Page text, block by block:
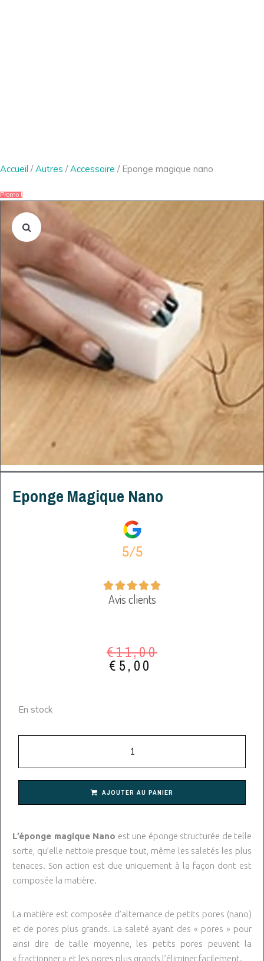
Accueil /Autres /Accessoire / Eponge magique nano
Promo !
Eponge Magique Nano
5/5

Avis clients
€11,00
€ 5,00
En stock
AJOUTER AU PANIER
L’éponge magique Nano est une éponge structurée de telle
sorte, qu’elle nettoie presque tout, même les saletés les plus
tenaces. Son action est due uniquement à la façon dont est
composée la matière.
La matière est composée d’alternance de petits pores (nano)
et de pores plus grands. La saleté ayant des « pores » pour
ainsi dire de taille moyenne, les petits pores peuvent la
« fractionner » et les pores plus grands l’éliminer facilement.